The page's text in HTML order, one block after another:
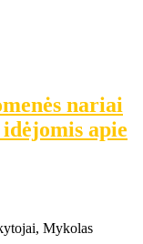
nariai
apie
Mykolas